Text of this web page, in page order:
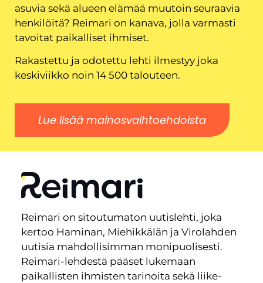
asuvia sekä alueen elämää muutoin seuraavia
henkilöitä? Reimari on kanava, jolla varmasti
tavoitat paikalliset ihmiset.
Rakastettu ja odotettu lehti ilmestyy joka
keskiviikko noin 14 500 talouteen.
Lue lisää mainosvaihtoehdoista
Reimari on sitoutumaton uutislehti, joka
kertoo Haminan, Miehikkälän ja Virolahden
uutisia mahdollisimman monipuolisesti.
Reimari-lehdestä pääset lukemaan
paikallisten ihmisten tarinoita sekä liike-